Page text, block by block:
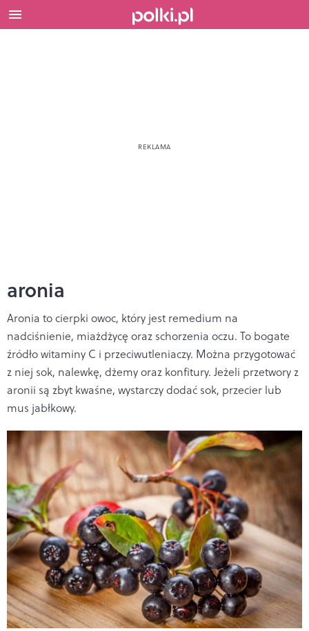
aronia
Aronia to cierpki owoc, który jest remedium na
nadciśnienie, miażdżycę oraz schorzenia oczu. To bogate
źródło witaminy C i przeciwutleniaczy. Można przygotować
z niej sok, nalewkę, dżemy oraz konfitury. Jeżeli przetwory z
aronii są zbyt kwaśne, wystarczy dodać sok, przecier lub
mus jabłkowy.